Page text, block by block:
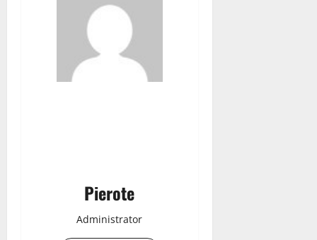
Pierote
Administrator